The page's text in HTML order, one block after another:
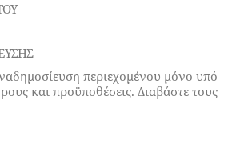
περιεχομένου μόνο υπό
και προϋποθέσεις. Διαβάστε τους